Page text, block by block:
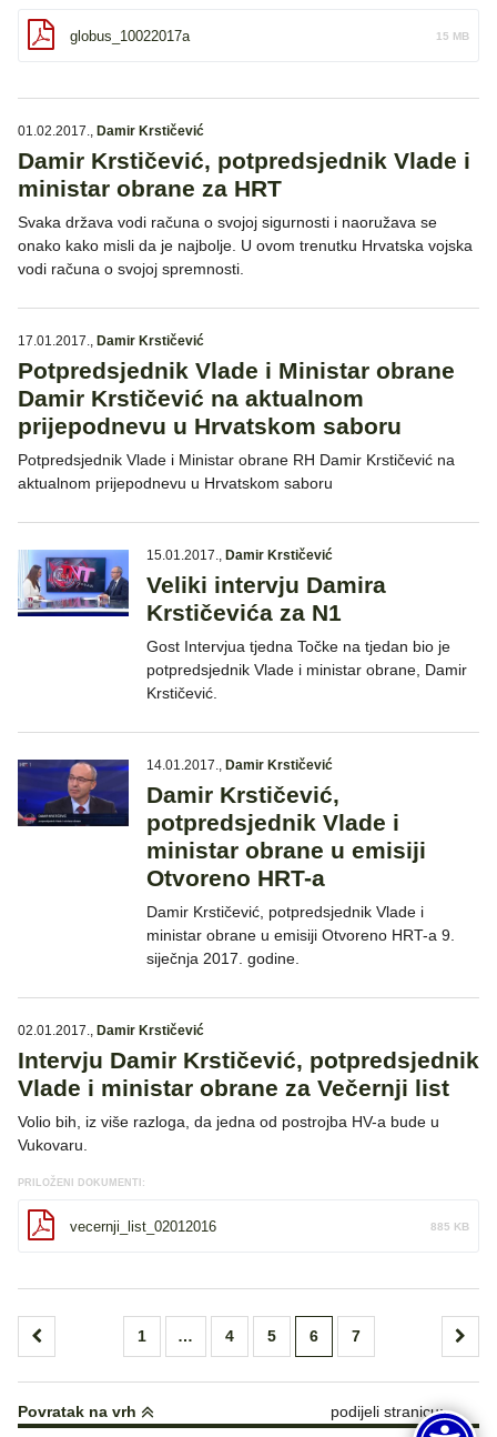
globus_10022017a 15 MB
01.02.2017., Damir Krstičević
Damir Krstičević, potpredsjednik Vlade i
ministar obrane za HRT
Svaka država vodi računa o svojoj sigurnosti i naoružava se
onako kako misli da je najbolje. U ovom trenutku Hrvatska vojska
vodi računa o svojoj spremnosti.
17.01.2017., Damir Krstičević
Potpredsjednik Vlade i Ministar obrane
Damir Krstičević na aktualnom
prijepodnevu u Hrvatskom saboru
Potpredsjednik Vlade i Ministar obrane RH Damir Krstičević na
aktualnom prijepodnevu u Hrvatskom saboru
15.01.2017., Damir Krstičević
Veliki intervju Damira
Krstičevića za N1
Gost Intervjua tjedna Točke na tjedan bio je
potpredsjednik Vlade i ministar obrane, Damir
Krstičević.
14.01.2017., Damir Krstičević
Damir Krstičević,
potpredsjednik Vlade i
ministar obrane u emisiji
Otvoreno HRT-a
Damir Krstičević, potpredsjednik Vlade i
ministar obrane u emisiji Otvoreno HRT-a 9.
siječnja 2017. godine.
02.01.2017., Damir Krstičević
Intervju Damir Krstičević, potpredsjednik
Vlade i ministar obrane za Večernji list
Volio bih, iz više razloga, da jedna od postrojba HV-a bude u
Vukovaru.
PRILOŽENI DOKUMENTI:
vecernji_list_02012016 885 KB
Brojevi
objava
1 … 4 5 6 7
Povratak na vrh podijeli stranicu: